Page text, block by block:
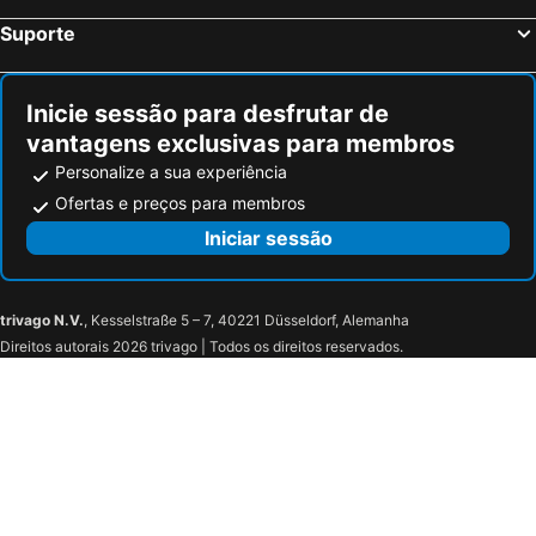
Saint-Cierge-sous-le-Cheylard, bed and breakfasts
Saint-Julien-Molin-Molette, bed and breakfasts
Eclassan, bed and breakfasts
Suporte
Inicie sessão para desfrutar de
vantagens exclusivas para membros
Personalize a sua experiência
Ofertas e preços para membros
Iniciar sessão
trivago N.V., Kesselstraße 5 – 7, 40221 Düsseldorf, Alemanha
Direitos autorais 2026 trivago | Todos os direitos reservados.